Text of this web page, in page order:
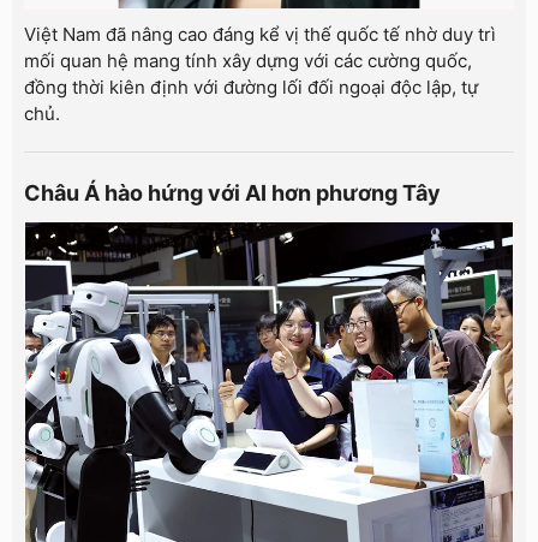
Việt Nam đã nâng cao đáng kể vị thế quốc tế nhờ duy trì
mối quan hệ mang tính xây dựng với các cường quốc,
đồng thời kiên định với đường lối đối ngoại độc lập, tự
chủ.
Châu Á hào hứng với AI hơn phương Tây